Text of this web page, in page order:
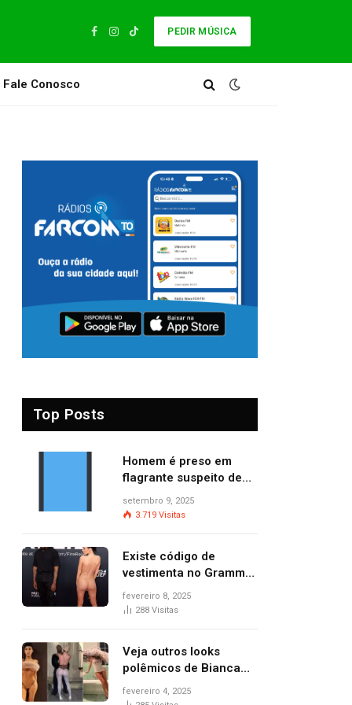
Facebook
Instagram
TikTok
PEDIR MÚSICA
Fale Conosco
Top Posts
Homem é preso em
flagrante suspeito de
provocar dois incêndios
criminosos no mesmo
setembro 9, 2025
3.719 Visitas
Existe código de
vestimenta no Grammy?
Questionamento surgiu
após Bianca Censori,
premiação
fevereiro 8, 2025
288 Visitas
Veja outros looks
polêmicos de Bianca
Censori, esposa de
Kanye West que
fevereiro 4, 2025